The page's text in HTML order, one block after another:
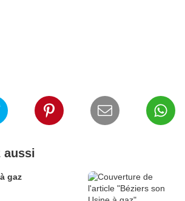
aussi
gaz